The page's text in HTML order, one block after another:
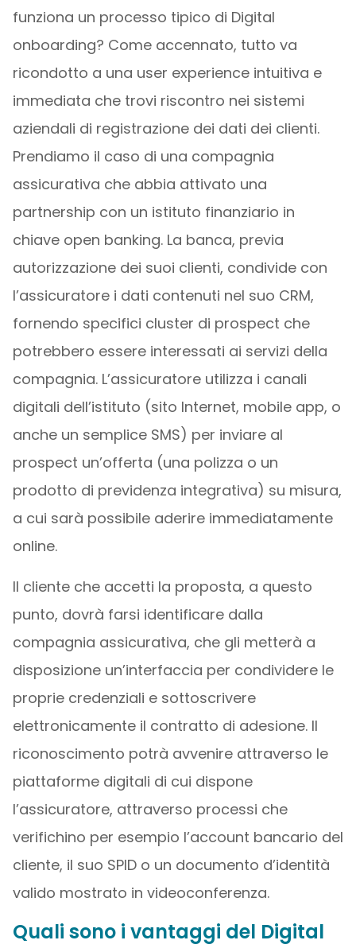
funziona un processo tipico di Digital
onboarding? Come accennato, tutto va
ricondotto a una user experience intuitiva e
immediata che trovi riscontro nei sistemi
aziendali di registrazione dei dati dei clienti.
Prendiamo il caso di una compagnia
assicurativa che abbia attivato una
partnership con un istituto finanziario in
chiave open banking. La banca, previa
autorizzazione dei suoi clienti, condivide con
l’assicuratore i dati contenuti nel suo CRM,
fornendo specifici cluster di prospect che
potrebbero essere interessati ai servizi della
compagnia. L’assicuratore utilizza i canali
digitali dell’istituto (sito Internet, mobile app, o
anche un semplice SMS) per inviare al
prospect un’offerta (una polizza o un
prodotto di previdenza integrativa) su misura,
a cui sarà possibile aderire immediatamente
online.
Il cliente che accetti la proposta, a questo
punto, dovrà farsi identificare dalla
compagnia assicurativa, che gli metterà a
disposizione un’interfaccia per condividere le
proprie credenziali e sottoscrivere
elettronicamente il contratto di adesione. Il
riconoscimento potrà avvenire attraverso le
piattaforme digitali di cui dispone
l’assicuratore, attraverso processi che
verifichino per esempio l’account bancario del
cliente, il suo SPID o un documento d’identità
valido mostrato in videoconferenza.
Quali sono i vantaggi del Digital